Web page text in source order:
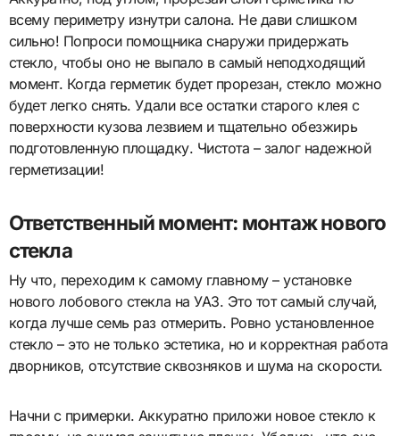
всему периметру изнутри салона. Не дави слишком
сильно! Попроси помощника снаружи придержать
стекло, чтобы оно не выпало в самый неподходящий
момент. Когда герметик будет прорезан, стекло можно
будет легко снять. Удали все остатки старого клея с
поверхности кузова лезвием и тщательно обезжирь
подготовленную площадку. Чистота – залог надежной
герметизации!
Ответственный момент: монтаж нового
стекла
Ну что, переходим к самому главному – установке
нового лобового стекла на УАЗ. Это тот самый случай,
когда лучше семь раз отмерить. Ровно установленное
стекло – это не только эстетика, но и корректная работа
дворников, отсутствие сквозняков и шума на скорости.
Начни с примерки. Аккуратно приложи новое стекло к